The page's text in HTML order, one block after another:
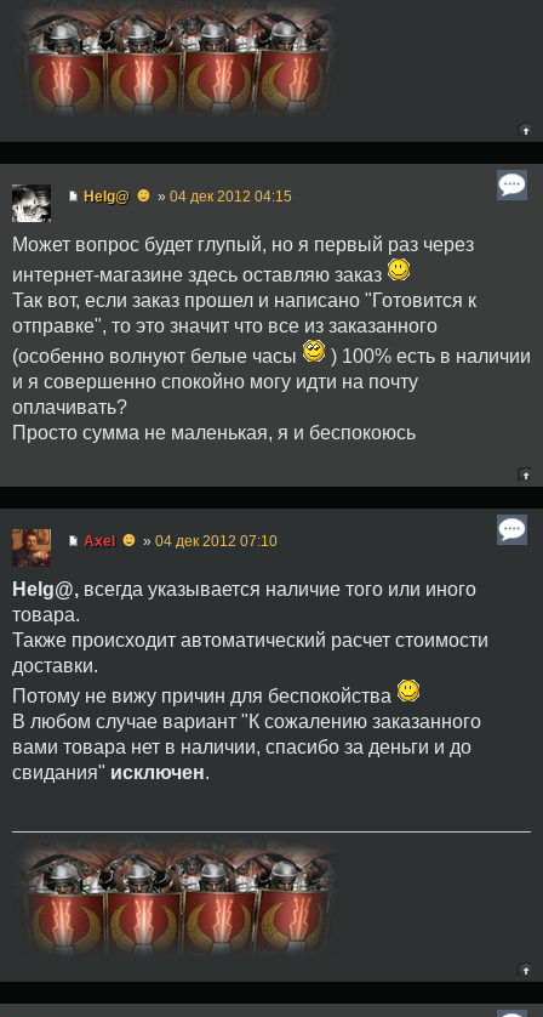
Helg@ ☻ » 04 дек 2012 04:15
Может вопрос будет глупый, но я первый раз через
интернет-магазине здесь оставляю заказ
Так вот, если заказ прошел и написано "Готовится к
отправке", то это значит что все из заказанного
(особенно волнуют белые часы
) 100% есть в наличии
и я совершенно спокойно могу идти на почту
оплачивать?
Просто сумма не маленькая, я и беспокоюсь
Axel
☻ » 04 дек 2012 07:10
Helg@, всегда указывается наличие того или иного
товара.
Также происходит автоматический расчет стоимости
доставки.
Потому не вижу причин для беспокойства
В любом случае вариант "К сожалению заказанного
вами товара нет в наличии, спасибо за деньги и до
свидания" исключен.